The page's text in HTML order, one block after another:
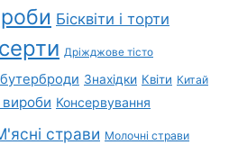
Бісквіти і торти
Дріжджове тісто
бутерброди Знахідки Квіти Китай
вироби Консервування
страви Молочні страви